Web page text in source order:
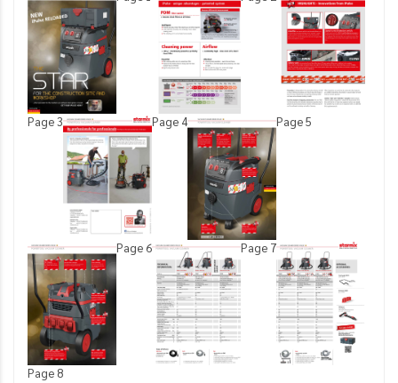
Page 3 Page 4 Page 5
Page 6 Page 7
Page 8